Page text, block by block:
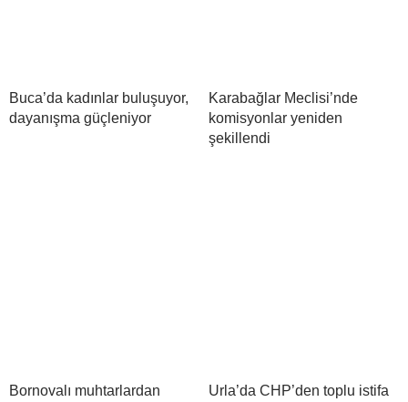
Buca’da kadınlar buluşuyor,
dayanışma güçleniyor
Karabağlar Meclisi’nde
komisyonlar yeniden
şekillendi
Bornovalı muhtarlardan
Urla’da CHP’den toplu istifa